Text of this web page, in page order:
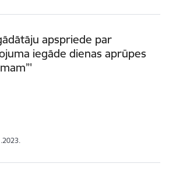
apspriede par
iegāde dienas aprūpes